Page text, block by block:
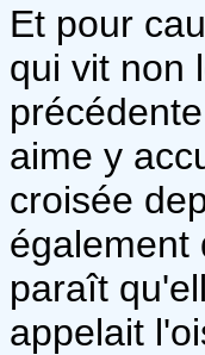
Et pour
qui vit non
aime y
croisée
également
paraît
appelait